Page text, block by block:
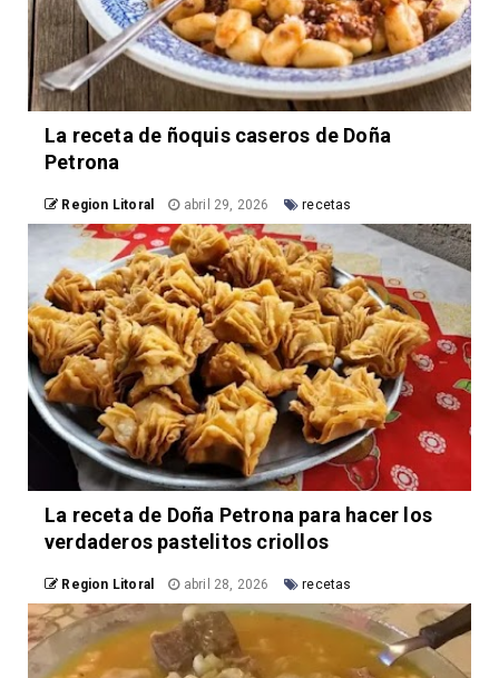
La receta de ñoquis caseros de Doña
Petrona
Region Litoral abril 29, 2026 recetas
La receta de Doña Petrona para hacer los
verdaderos pastelitos criollos
Region Litoral abril 28, 2026 recetas